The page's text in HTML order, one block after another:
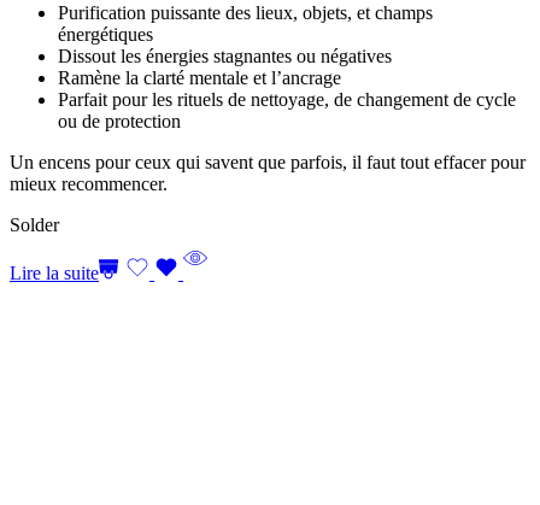
Purification puissante des lieux, objets, et champs
énergétiques
Dissout les énergies stagnantes ou négatives
Ramène la clarté mentale et l’ancrage
Parfait pour les rituels de nettoyage, de changement de cycle
ou de protection
Un encens pour ceux qui savent que parfois, il faut tout effacer pour
mieux recommencer.
Solder
Lire la suite